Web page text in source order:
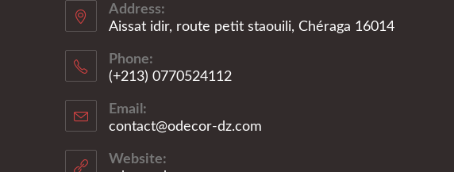
Address:
Aissat idir, route petit staouili, Chéraga 16014
Phone:
(+213) 0770524112
Email:
contact@odecor-dz.com
Website: